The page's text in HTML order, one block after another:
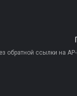
обратной ссылки на